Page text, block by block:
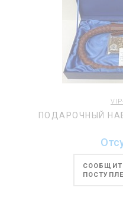
ПОДАРОЧНЫЙ